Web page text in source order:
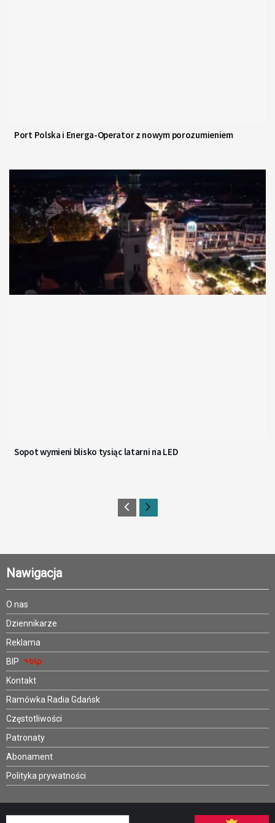
Port Polska i Energa-Operator z nowym porozumieniem
Sopot wymieni blisko tysiąc latarni na LED
Nawigacja
O nas
Dziennikarze
Reklama
BIP
Kontakt
Ramówka Radia Gdańsk
Częstotliwości
Patronaty
Abonament
Polityka prywatności